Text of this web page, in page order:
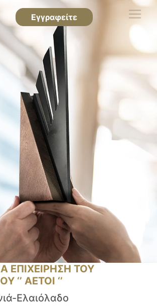
Εγγραφείτε
ΕΠΙΧΕΙΡΗΣΗ ΤΟΥ
‘’ ΑΕΤΟΙ ‘’
Ελαιόλαδο